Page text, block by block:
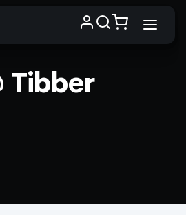
Tibber